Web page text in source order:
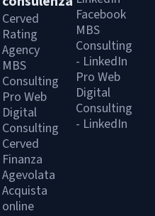
Cerved
Rating
Agency
MBS
Consulting
Pro Web
Digital
Consulting
Cerved
Finanza
Agevolata
Acquista
online
Facebook
MBS
Consulting
- LinkedIn
Pro Web
Digital
Consulting
- LinkedIn